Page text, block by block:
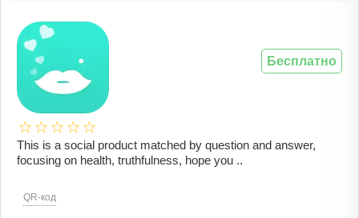
This is a social product matched by question and answer,
focusing on health, truthfulness, hope you ..
QR-код
Бесплатно